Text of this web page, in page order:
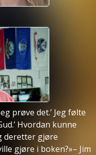
prøve det.’ Jeg følte
Hvordan kunne
deretter gjøre
gjøre i boken?»– Jim